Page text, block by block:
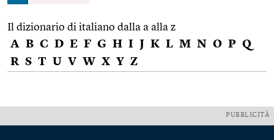
Il dizionario di italiano dalla a alla z
A B C D E F G H I J K L M N O P Q
R S T U V W X Y Z
PUBBLICITÀ